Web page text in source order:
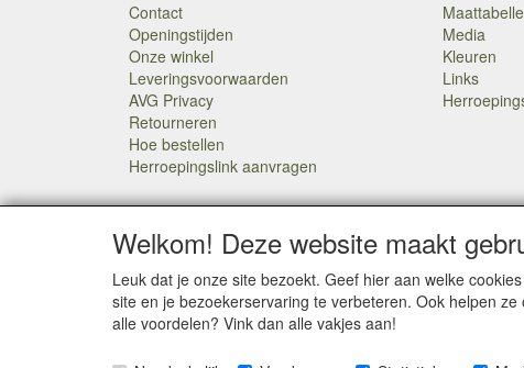
Contact
Openingstijden
Onze winkel
Leveringsvoorwaarden
AVG Privacy
Retourneren
Hoe bestellen
Herroepingslink aanvragen
Media
Kleuren
Links
SOCIALE MEDIA
Welkom! Deze website maakt
Leuk dat je onze site bezoekt. Geef hier aan welke
site en je bezoekerservaring te verbeteren. Ook helpen
alle voordelen? Vink dan alle vakjes aan!